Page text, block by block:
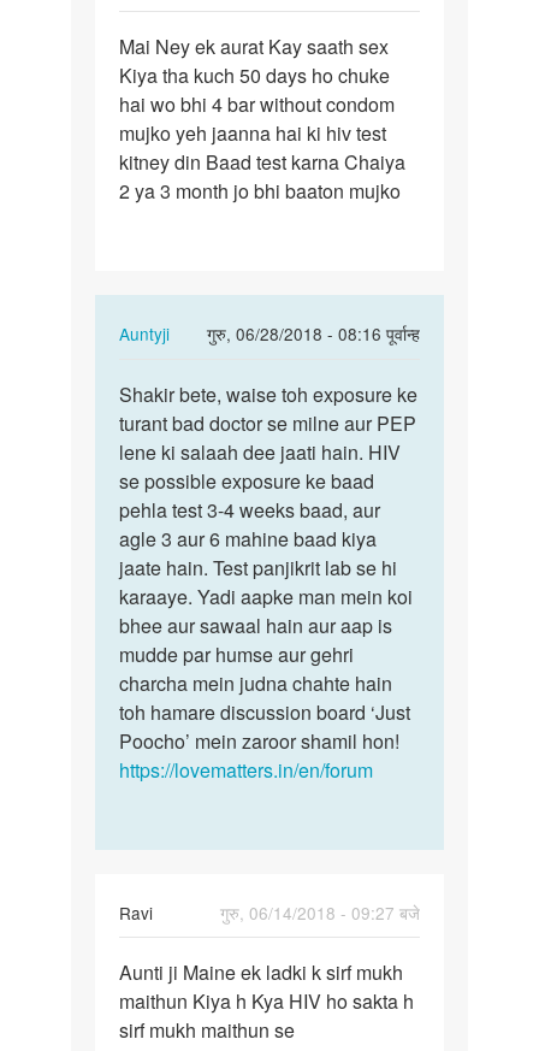
Mai
Ney
ek
aurat
Kay
saath…
Mai Ney ek aurat Kay saath sex
Kiya tha kuch 50 days ho chuke
hai wo bhi 4 bar without condom
mujko yeh jaanna hai ki hiv test
kitney din Baad test karna Chaiya
2 ya 3 month jo bhi baaton mujko
Auntyji
गुरु, 06/28/2018 - 08:16 पूर्वान्ह
In
to
Mai
Ney
ek
aurat
Kay
saath…
by
Shakir
Shakir
bete,
waise
toh…
Shakir bete, waise toh exposure ke
turant bad doctor se milne aur PEP
lene ki salaah dee jaati hain. HIV
se possible exposure ke baad
pehla test 3-4 weeks baad, aur
agle 3 aur 6 mahine baad kiya
jaate hain. Test panjikrit lab se hi
karaaye. Yadi aapke man mein koi
bhee aur sawaal hain aur aap is
mudde par humse aur gehri
charcha mein judna chahte hain
toh hamare discussion board ‘Just
Poocho’ mein zaroor shamil hon!
https://lovematters.in/en/forum
Ravi
गुरु, 06/14/2018 - 09:27 बजे
Aunti
ji
Maine
Aunti ji Maine ek ladki k sirf mukh
maithun Kiya h Kya HIV ho sakta h
sirf mukh maithun se